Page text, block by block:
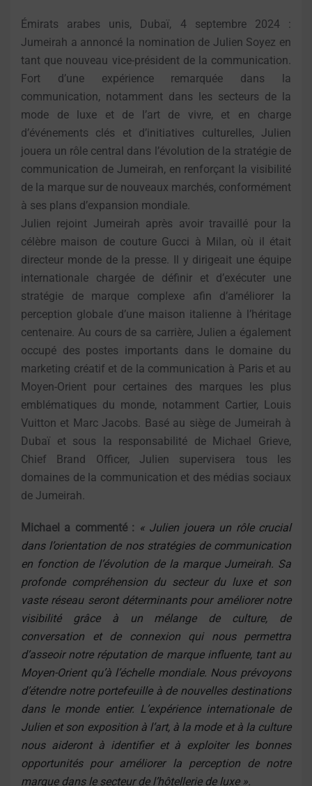
Émirats arabes unis, Dubaï, 4 septembre 2024 :
Jumeirah a annoncé la nomination de Julien Soyez en
tant que nouveau vice-président de la communication.
Fort d’une expérience remarquée dans la
communication, notamment dans les secteurs de la
mode de luxe et de l’art de vivre, et en charge
d’événements clés et d’initiatives culturelles, Julien
jouera un rôle central dans l’évolution de la stratégie de
communication de Jumeirah, en renforçant la visibilité
de la marque sur de nouveaux marchés, conformément
à ses plans d’expansion mondiale.
Julien rejoint Jumeirah après avoir travaillé pour la
célèbre maison de couture Gucci à Milan, où il était
directeur monde de la presse. Il y dirigeait une équipe
internationale chargée de définir et d’exécuter une
stratégie de marque complexe afin d’améliorer la
perception globale d’une maison italienne à l’héritage
centenaire. Au cours de sa carrière, Julien a également
occupé des postes importants dans le domaine du
marketing créatif et de la communication à Paris et au
Moyen-Orient pour certaines des marques les plus
emblématiques du monde, notamment Cartier, Louis
Vuitton et Marc Jacobs. Basé au siège de Jumeirah à
Dubaï et sous la responsabilité de Michael Grieve,
Chief Brand Officer, Julien supervisera tous les
domaines de la communication et des médias sociaux
de Jumeirah.
Michael a commenté : « Julien jouera un rôle crucial
dans l’orientation de nos stratégies de communication
en fonction de l’évolution de la marque Jumeirah. Sa
profonde compréhension du secteur du luxe et son
vaste réseau seront déterminants pour améliorer notre
visibilité grâce à un mélange de culture, de
conversation et de connexion qui nous permettra
d’asseoir notre réputation de marque influente, tant au
Moyen-Orient qu’à l’échelle mondiale. Nous prévoyons
d’étendre notre portefeuille à de nouvelles destinations
dans le monde entier. L’expérience internationale de
Julien et son exposition à l’art, à la mode et à la culture
nous aideront à identifier et à exploiter les bonnes
opportunités pour améliorer la perception de notre
marque dans le secteur de l’hôtellerie de luxe ».